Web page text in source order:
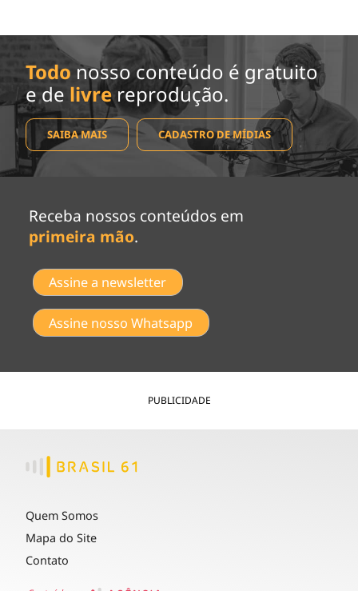
Todo nosso conteúdo é gratuito
e de livrereprodução.
SAIBA MAIS CADASTRO DE MÍDIAS
Receba nossos conteúdos em
primeira mão.
Assine a newsletter
Assine nosso Whatsapp
PUBLICIDADE
Quem Somos
Mapa do Site
Contato